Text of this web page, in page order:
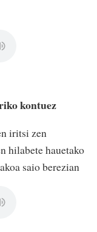
kontuez
iritsi zen
hilabete hauetako
saio berezian